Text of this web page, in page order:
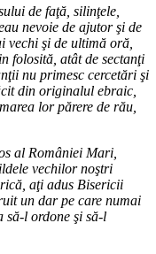
de faţă, silinţele,
nevoie de ajutor şi de
vechi şi de ultimă oră,
folosită, atât de sectanţi
nu primesc cercetări şi
din originalul ebraic,
lor părere de rău,
al României Mari,
vechilor noştri
aţi adus Bisericii
un dar pe care numai
să-l ordone şi să-l